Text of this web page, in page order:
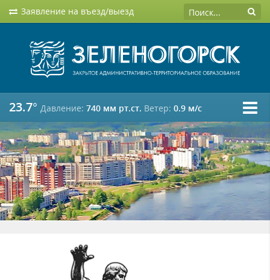
Заявление на въезд/выезд
23.7° Давление: 740 мм рт.ст. Ветер: 0.9 м/c